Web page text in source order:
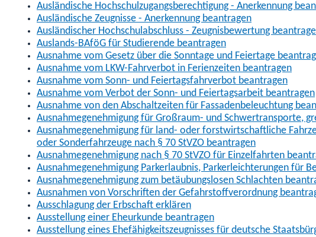
Ausländische Hochschulzugangsberechtigung - Anerkennung
Ausländische Zeugnisse - Anerkennung beantragen
Ausländischer Hochschulabschluss - Zeugnisbewertung
Auslands-BAföG für Studierende beantragen
Ausnahme vom Gesetz über die Sonntage und Feiertage
Ausnahme vom LKW-Fahrverbot in Ferienzeiten beantragen
Ausnahme vom Sonn- und Feiertagsfahrverbot beantragen
Ausnahme vom Verbot der Sonn- und Feiertagsarbeit beantragen
Ausnahme von den Abschaltzeiten für Fassadenbeleuchtung
Ausnahmegenehmigung für Großraum- und Schwertransporte,
Ausnahmegenehmigung für land- oder forstwirtschaftliche
oder Sonderfahrzeuge nach § 70 StVZO beantragen
Ausnahmegenehmigung nach § 70 StVZO für Einzelfahrten
Ausnahmegenehmigung Parkerlaubnis, Parkerleichterungen für
Ausnahmegenehmigung zum betäubungslosen Schlachten
Ausnahmen von Vorschriften der Gefahrstoffverordnung
Ausschlagung der Erbschaft erklären
Ausstellung einer Eheurkunde beantragen
Ausstellung eines Ehefähigkeitszeugnisses für deutsche